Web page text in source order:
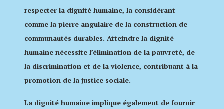
respecter la dignité humaine, la considérant
comme la pierre angulaire de la construction de
communautés durables. Atteindre la dignité
humaine nécessite l’élimination de la pauvreté, de
la discrimination et de la violence, contribuant à la
promotion de la justice sociale.
La dignité humaine implique également de fournir